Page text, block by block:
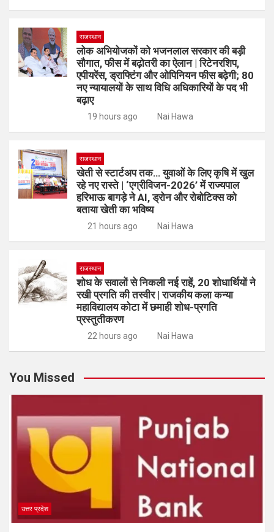
राजस्थान
लोक अभियोजकों को भजनलाल सरकार की बड़ी
सौगात, फीस में बढ़ोतरी का ऐलान | रिटेनरशिप,
एपीयरेंस, ड्राफ्टिंग और ओपिनियन फीस बढ़ेगी; 80
नए न्यायालयों के साथ विधि अधिकारियों के पद भी
बढ़ाए
19 hours ago Nai Hawa
राजस्थान
खेती से स्टार्टअप तक… युवाओं के लिए कृषि में खुल
रहे नए रास्ते | ‘एग्रीविजन-2026’ में राज्यपाल
हरिभाऊ बागड़े ने AI, ड्रोन और रोबोटिक्स को
बताया खेती का भविष्य
21 hours ago Nai Hawa
राजस्थान
शोध के सवालों से निकली नई राहें, 20 शोधार्थियों ने
रखी प्रगति की तस्वीर | राजकीय कला कन्या
महाविद्यालय कोटा में छमाही शोध-प्रगति
प्रस्तुतीकरण
22 hours ago Nai Hawa
You Missed
उत्तर प्रदेश